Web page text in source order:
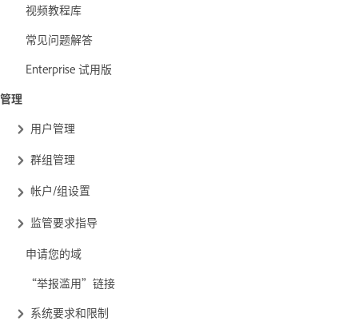
视频教程库
常见问题解答
Enterprise 试用版
管理
用户管理
群组管理
帐户/组设置
监管要求指导
申请您的域
“举报滥用”链接
系统要求和限制